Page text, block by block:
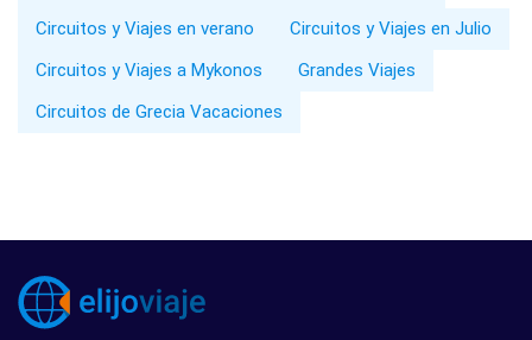
Circuitos y Viajes en verano
Circuitos y Viajes en Julio
Circuitos y Viajes a Mykonos
Grandes Viajes
Circuitos de Grecia Vacaciones